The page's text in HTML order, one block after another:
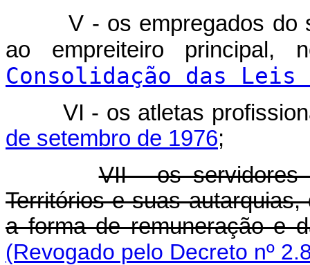
V - os empregados do
ao empreiteiro
Consolidação das Leis
VI - os atletas
de setembro de 1976;
VII - os servidores
Territórios e suas
a forma de remuneração e
(Revogado pelo Decreto nº